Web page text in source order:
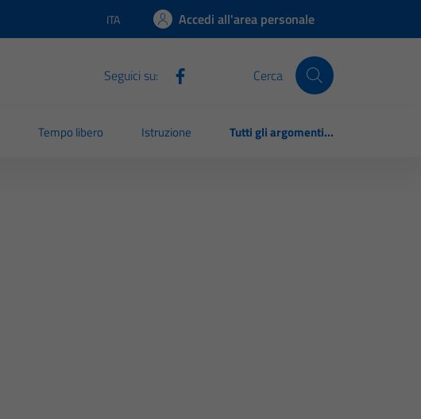
Lingua attiva:
ITA Accedi all'area personale
Seguici su: Cerca
Tempo libero Istruzione Tutti gli argomenti...